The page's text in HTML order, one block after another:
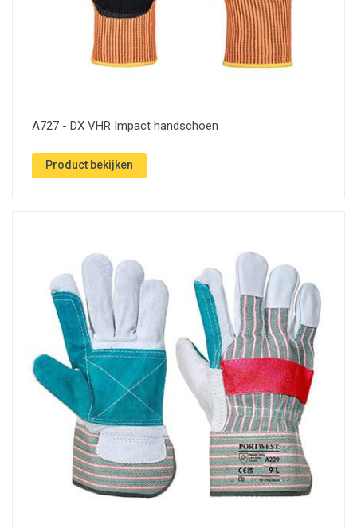
A727 - DX VHR Impact handschoen
Product bekijken